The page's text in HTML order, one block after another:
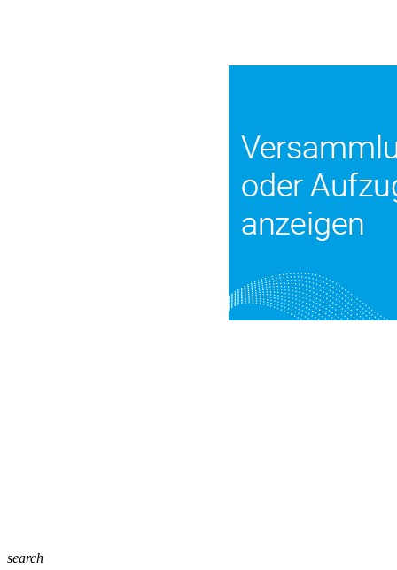
search